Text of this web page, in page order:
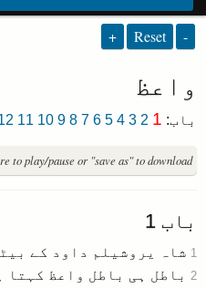
-
Reset
+
واعظ
باب:
1
2
3
4
5
6
7
8
9
10
11
to play/pause or "save as" to download.
باب
1 شاہ یروشیلم داود کے
2 باطل ہی باطل واعظ کہتا